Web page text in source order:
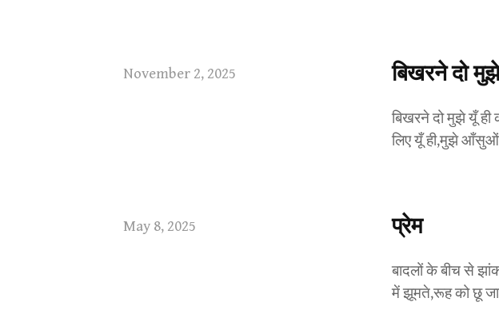
November 2, 2025 बिखरने दो मुझे
बिखरने दो मुझे यूँ
लिए यूँ ही,मुझे आँसुओं
May 8, 2025 प्रेम
बादलों के बीच से
में झूमते,रूह को छू